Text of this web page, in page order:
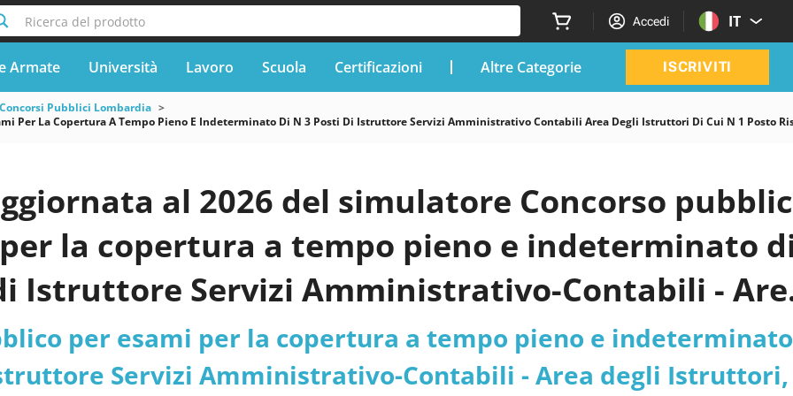
Ricerca del prodotto Accedi IT
Armate Università Lavoro Scuola Certificazioni Altre Categorie ISCRIVITI
Concorsi Pubblici Lombardia
Per La Copertura A Tempo Pieno E Indeterminato Di N 3 Posti Di Istruttore Servizi Amministrativo Contabili Area Degli Istruttori Di Cui N 1 Posto
al 2026 del simulatore Concorso
la copertura a tempo pieno e indeterminato
Istruttore Servizi Amministrativo-Contabili -
di cui n. 1 posto riservato a volontari delle
(FF.AA.) - Lombardia
per esami per la copertura a tempo pieno e
Servizi Amministrativo-Contabili - Area degli